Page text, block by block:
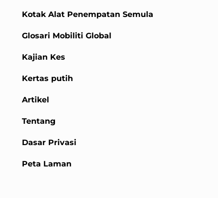
Kotak Alat Penempatan Semula
Glosari Mobiliti Global
Kajian Kes
Kertas putih
Artikel
Tentang
Dasar Privasi
Peta Laman